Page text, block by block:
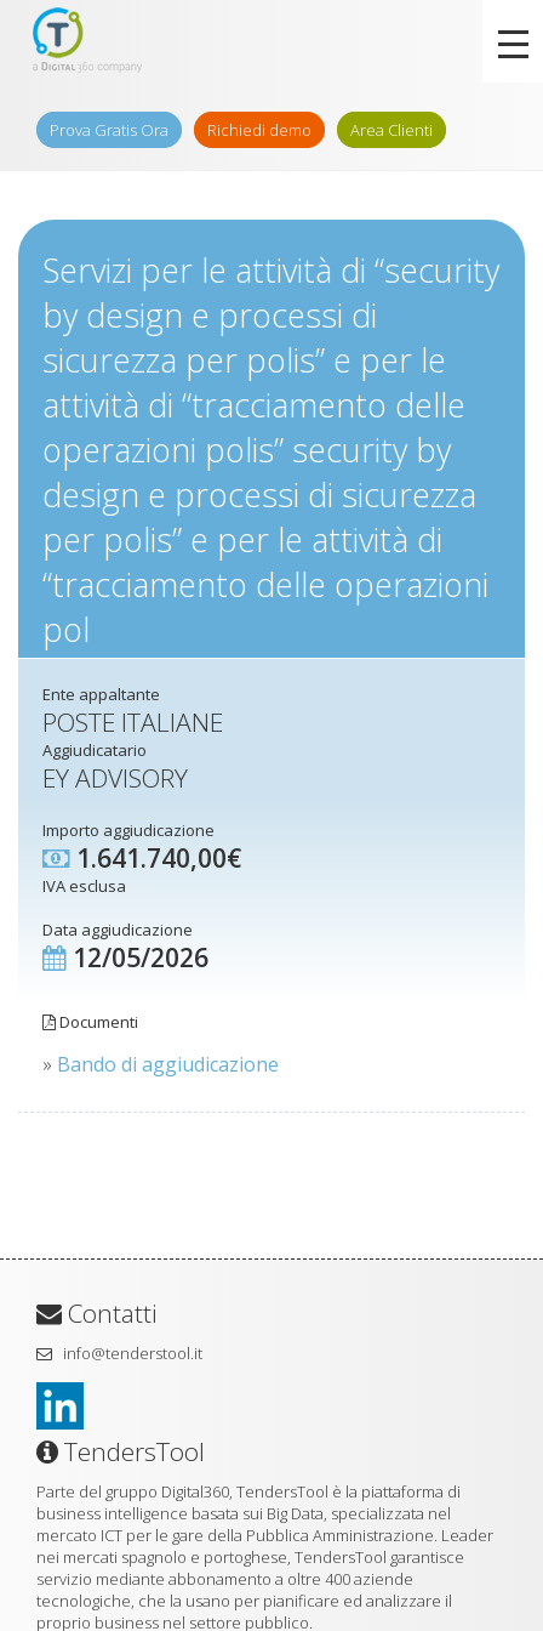
Prova Gratis Ora Richiedi demo Area Clienti
Servizi per le attività di “security
by design e processi di
sicurezza per polis” e per le
attività di “tracciamento delle
operazioni polis” security by
design e processi di sicurezza
per polis” e per le attività di
“tracciamento delle operazioni
pol
Ente appaltante
POSTE ITALIANE
Aggiudicatario
EY ADVISORY
Importo aggiudicazione
1.641.740,00€
IVA esclusa
Data aggiudicazione
12/05/2026
Documenti
» Bando di aggiudicazione
Contatti
info@tenderstool.it
TendersTool
Parte del gruppo Digital360, TendersTool è la piattaforma di
business intelligence basata sui Big Data, specializzata nel
mercato ICT per le gare della Pubblica Amministrazione. Leader
nei mercati spagnolo e portoghese, TendersTool garantisce
servizio mediante abbonamento a oltre 400 aziende
tecnologiche, che la usano per pianificare ed analizzare il
proprio business nel settore pubblico.